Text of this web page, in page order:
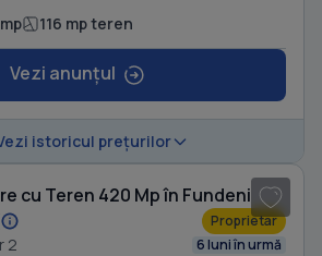
116 mp teren
Vezi anunțul
istoricul prețurilor
cu Teren 420 Mp în Fundeni
Proprietar
2 6 luni în urmă